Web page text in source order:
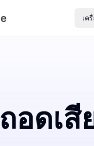
เค
ถอดเสี